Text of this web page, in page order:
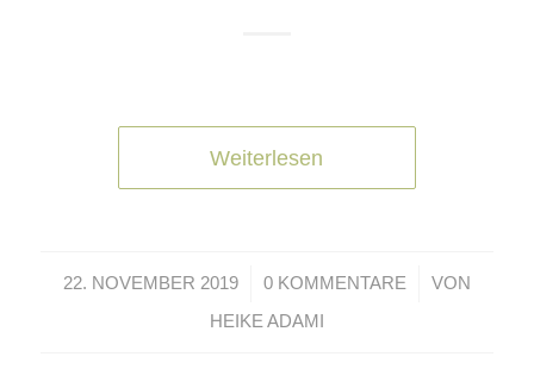
Weiterlesen
22. NOVEMBER 2019
/ 0 KOMMENTARE
/
VON
HEIKE ADAMI